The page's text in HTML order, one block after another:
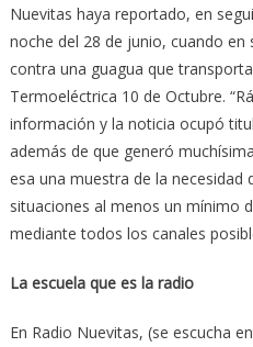
Nuevitas haya reportado, en
noche del 28 de junio, cuando en
contra una guagua que
Termoeléctrica 10 de Octubre.
información y la noticia ocupó
además de que generó
esa una muestra de la
situaciones al menos un mínimo
mediante todos los canales
La escuela que es la radio
En Radio Nuevitas, (se escucha